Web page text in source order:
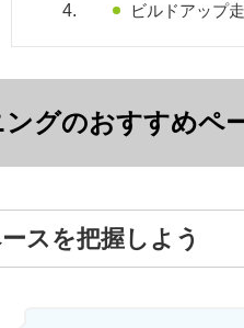
ビルドアップ
ングのおすすめペ
スを把握しよう